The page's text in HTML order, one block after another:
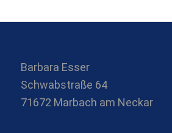
Barbara Esser
Schwabstraße 64
71672 Marbach am Neckar